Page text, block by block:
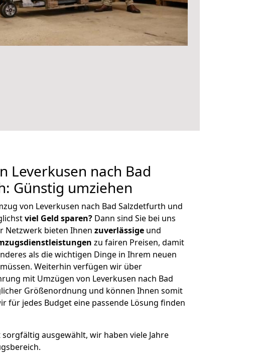
Leverkusen nach Bad
Günstig umziehen
von Leverkusen nach Bad Salzdetfurth und
viel Geld sparen? Dann sind Sie bei uns
Netzwerk bieten Ihnen zuverlässige und
zu fairen Preisen, damit
als die wichtigen Dinge in Ihrem neuen
Weiterhin verfügen wir über
mit Umzügen von Leverkusen nach Bad
Größenordnung und können Ihnen somit
für jedes Budget eine passende Lösung finden
sorgfältig ausgewählt, wir haben viele Jahre